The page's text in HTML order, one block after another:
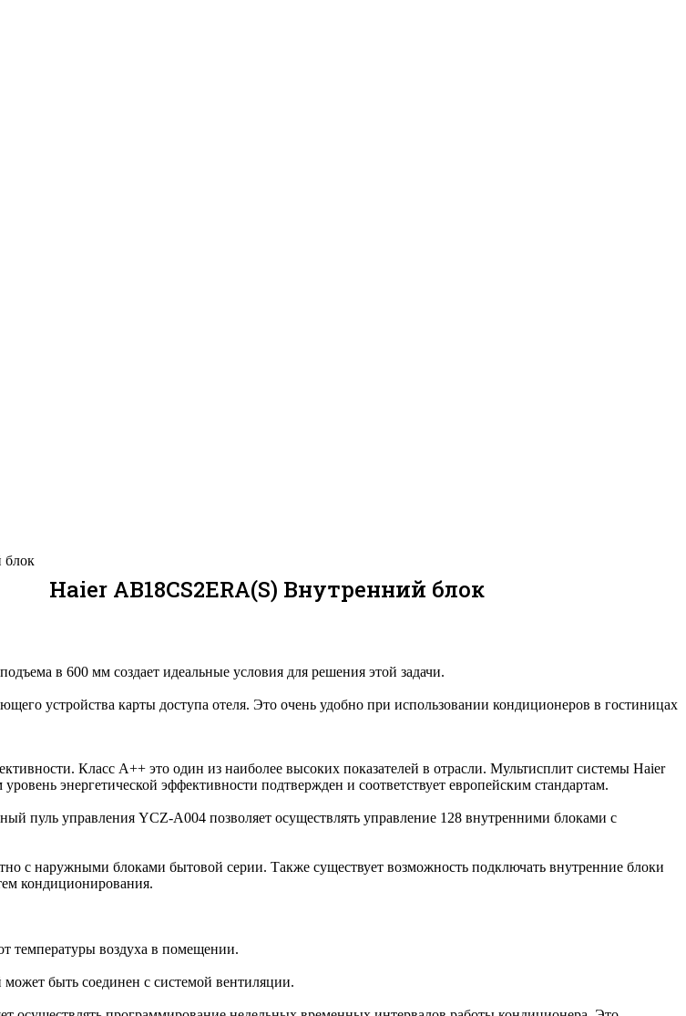
блок
Haier AB18CS2ERA(S) Внутренний блок
в 600 мм создает идеальные условия для решения этой задачи.
устройства карты доступа отеля. Это очень удобно при использовании кондиционеров в гостиницах
Класс A++ это один из наиболее высоких показателей в отрасли. Мультисплит системы Haier
энергетической эффективности подтвержден и соответствует европейским стандартам.
пуль управления YCZ-A004 позволяет осуществлять управление 128 внутренними блоками с
с наружными блоками бытовой серии. Также существует возможность подключать внутренние блоки
кондиционирования.
температуры воздуха в помещении.
быть соединен с системой вентиляции.